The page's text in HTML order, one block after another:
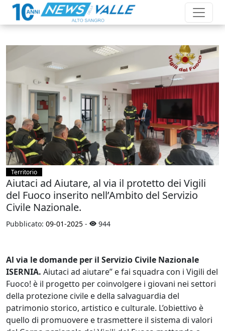
Territorio
Aiutaci ad Aiutare, al via il protetto dei Vigili
del Fuoco inserito nell’Ambito del Servizio
Civile Nazionale.
Pubblicato: 09-01-2025 - 944
Al via le domande per il Servizio Civile Nazionale
ISERNIA. Aiutaci ad aiutare” e fai squadra con i Vigili del
Fuoco! è il progetto per coinvolgere i giovani nei settori
della protezione civile e della salvaguardia del
patrimonio storico, artistico e culturale. L’obiettivo è
quello di promuovere e trasmettere il sistema di valori